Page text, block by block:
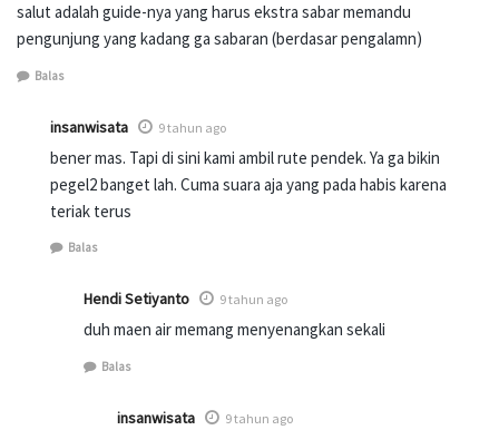
salut adalah guide-nya yang harus ekstra sabar memandu
pengunjung yang kadang ga sabaran (berdasar pengalamn)
Balas
insanwisata 9 tahun ago
bener mas. Tapi di sini kami ambil rute pendek. Ya ga bikin
pegel2 banget lah. Cuma suara aja yang pada habis karena
teriak terus
Balas
Hendi Setiyanto 9 tahun ago
duh maen air memang menyenangkan sekali
Balas
insanwisata 9 tahun ago